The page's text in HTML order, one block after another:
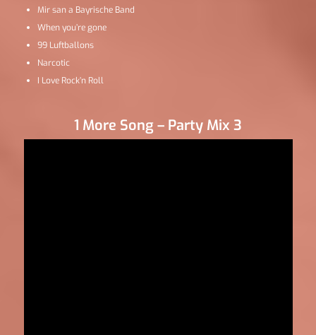
Mir san a Bayrische Band
When you’re gone
99 Luftballons
Narcotic
I Love Rock’n Roll
1 More Song – Party Mix 3